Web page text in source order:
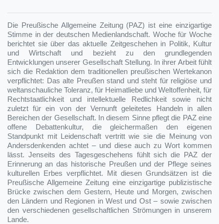
Die Preußische Allgemeine Zeitung (PAZ) ist eine einzigartige
Stimme in der deutschen Medienlandschaft. Woche für Woche
berichtet sie über das aktuelle Zeitgeschehen in Politik, Kultur
und Wirtschaft und bezieht zu den grundlegenden
Entwicklungen unserer Gesellschaft Stellung. In ihrer Arbeit fühlt
sich die Redaktion dem traditionellen preußischen Wertekanon
verpflichtet: Das alte Preußen stand und steht für religiöse und
weltanschauliche Toleranz, für Heimatliebe und Weltoffenheit, für
Rechtstaatlichkeit und intellektuelle Redlichkeit sowie nicht
zuletzt für ein von der Vernunft geleitetes Handeln in allen
Bereichen der Gesellschaft. In diesem Sinne pflegt die PAZ eine
offene Debattenkultur, die gleichermaßen den eigenen
Standpunkt mit Leidenschaft vertritt wie sie die Meinung von
Andersdenkenden achtet – und diese auch zu Wort kommen
lässt. Jenseits des Tagesgeschehens fühlt sich die PAZ der
Erinnerung an das historische Preußen und der Pflege seines
kulturellen Erbes verpflichtet. Mit diesen Grundsätzen ist die
Preußische Allgemeine Zeitung eine einzigartige publizistische
Brücke zwischen dem Gestern, Heute und Morgen, zwischen
den Ländern und Regionen in West und Ost – sowie zwischen
den verschiedenen gesellschaftlichen Strömungen in unserem
Lande.